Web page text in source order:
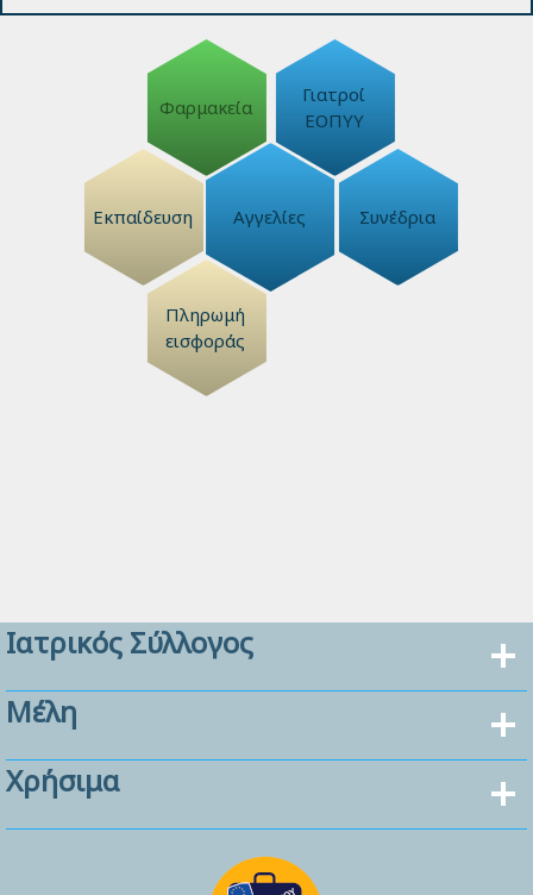
Φαρμακεία
Γιατροί
ΕΟΠΥΥ
Εκπαίδευση Αγγελίες Συνέδρια
Πληρωμή
εισφοράς
Ιατρικός Σύλλογος
Μέλη
Χρήσιμα